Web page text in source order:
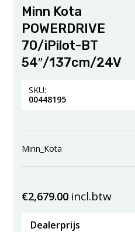
Minn Kota
POWERDRIVE
70/iPilot-BT
54″/137cm/24V
SKU:
00448195
Minn_Kota
€2,679.00 incl.btw
Dealerprijs